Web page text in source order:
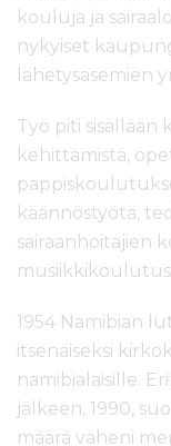
kouluja ja
nykyiset
lähetysasemien
Työ piti
kehittämistä,
käännöstyötä,
sairaanhoitajien
1954 Namibian
itsenäiseksi
namibialaisille.
jälkeen, 1990,
määrä väheni